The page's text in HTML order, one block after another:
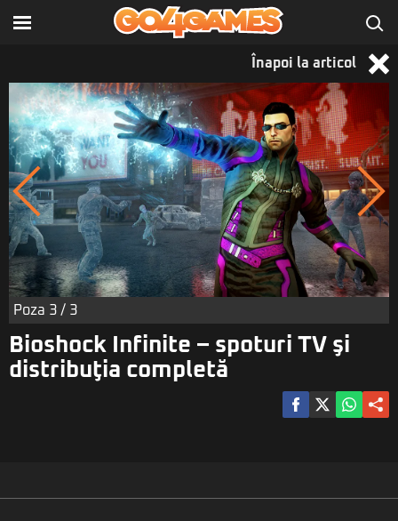
Înapoi la articol
Poza 3 / 3
Bioshock Infinite – spoturi TV şi
distribuţia completă